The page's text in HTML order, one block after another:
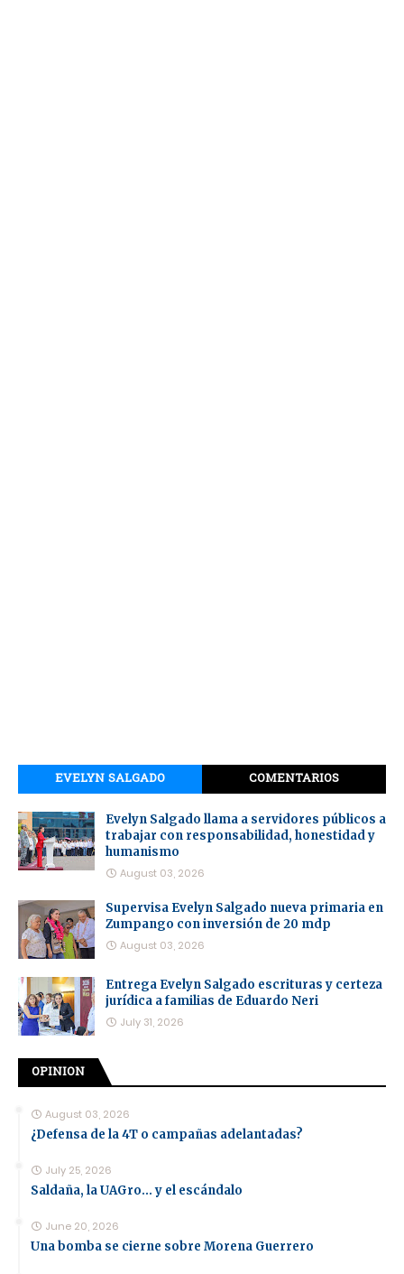
EVELYN SALGADO COMENTARIOS
Evelyn Salgado llama a servidores públicos a
trabajar con responsabilidad, honestidad y
humanismo
August 03, 2026
Supervisa Evelyn Salgado nueva primaria en
Zumpango con inversión de 20 mdp
August 03, 2026
Entrega Evelyn Salgado escrituras y certeza
jurídica a familias de Eduardo Neri
July 31, 2026
OPINION
August 03, 2026
¿Defensa de la 4T o campañas adelantadas?
July 25, 2026
Saldaña, la UAGro... y el escándalo
June 20, 2026
Una bomba se cierne sobre Morena Guerrero